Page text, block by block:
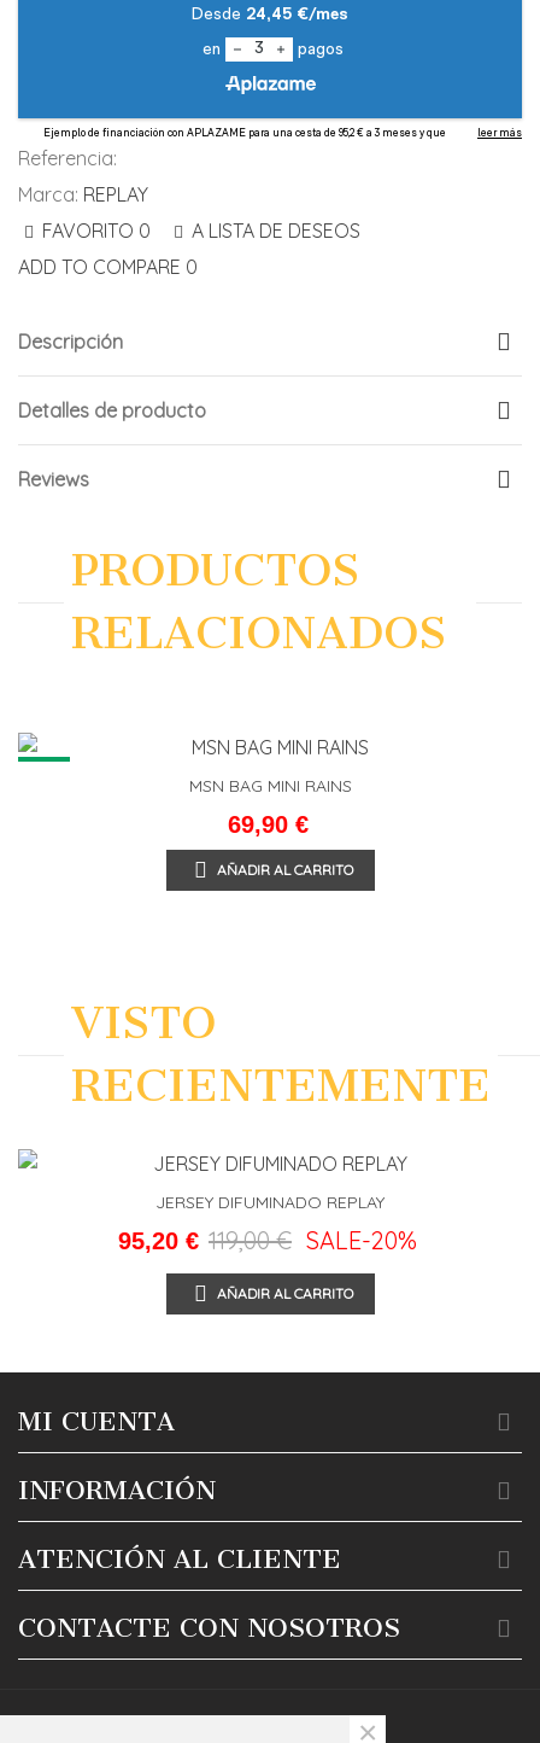
Referencia:
Marca: REPLAY
FAVORITO 0
A LISTA DE DESEOS
ADD TO COMPARE 0
Descripción
Detalles de producto
Reviews
PRODUCTOS
RELACIONADOS
NEW
MSN BAG MINI RAINS
69,90 €
AÑADIR AL CARRITO
VISTO
RECIENTEMENTE
JERSEY DIFUMINADO REPLAY
95,20 € 119,00 € SALE-20%
AÑADIR AL CARRITO
MI CUENTA
INFORMACIÓN
ATENCIÓN AL CLIENTE
CONTACTE CON NOSOTROS
×